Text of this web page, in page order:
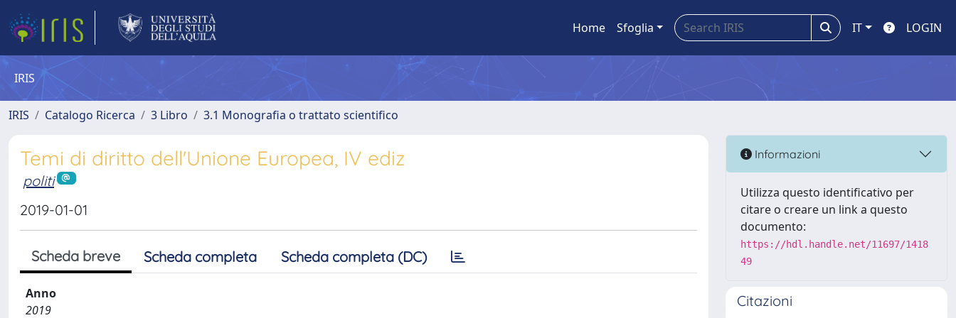
Home Sfoglia IT LOGIN
IRIS
IRIS Catalogo Ricerca 3 Libro 3.1 Monografia o trattato scientifico
Temi di diritto dell'Unione Europea, IV ediz
politi
2019-01-01
Scheda breve Scheda completa Scheda completa (DC)
Anno
2019
Informazioni
Utilizza questo identificativo per
citare o creare un link a questo
documento:
https://hdl.handle.net/11697/1418
49
Citazioni